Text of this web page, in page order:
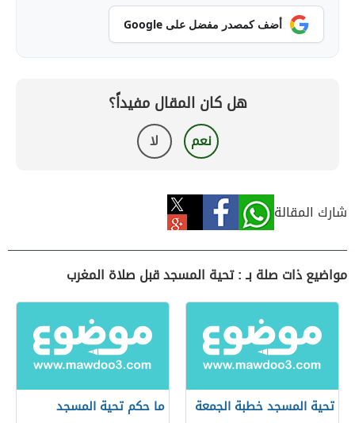
أضف كمصدر مفضل على Google
هل كان المقال مفيداً؟
نعم لا
شارك المقالة
مواضيع ذات صلة بـ : تحية المسجد قبل صلاة المغرب
تحية المسجد خطبة الجمعة ما حكم تحية المسجد